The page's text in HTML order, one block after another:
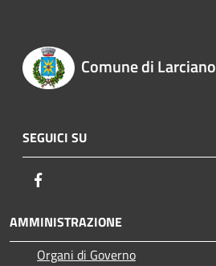
Comune di Larciano
SEGUICI SU
AMMINISTRAZIONE
Organi di Governo